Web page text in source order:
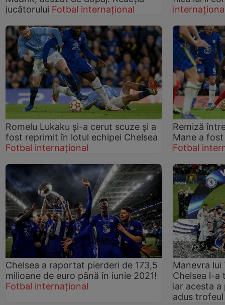
jucătorului Fotbal internațional
Romelu Lukaku și-a cerut scuze și a
fost reprimit în lotul echipei Chelsea
Fotbal internațional
Remiză
Mane a
Fotbal
Chelsea a raportat pierderi de 173,5
milioane de euro până în iunie 2021!
Fotbal internațional
Manevra lui
Chelsea l-a
iar acesta
adus